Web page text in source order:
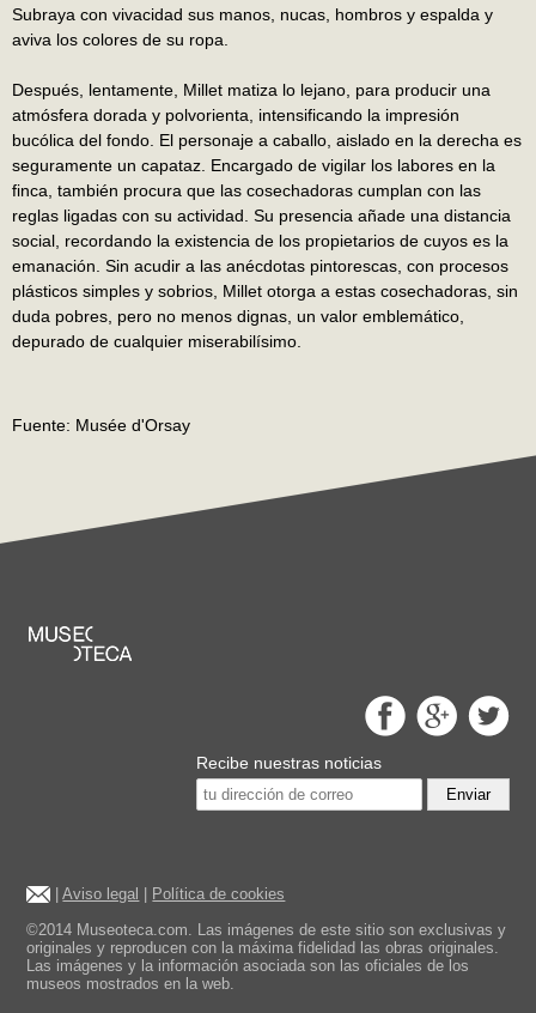
Subraya con vivacidad sus manos, nucas, hombros y espalda y
aviva los colores de su ropa.
Después, lentamente, Millet matiza lo lejano, para producir una
atmósfera dorada y polvorienta, intensificando la impresión
bucólica del fondo. El personaje a caballo, aislado en la derecha es
seguramente un capataz. Encargado de vigilar los labores en la
finca, también procura que las cosechadoras cumplan con las
reglas ligadas con su actividad. Su presencia añade una distancia
social, recordando la existencia de los propietarios de cuyos es la
emanación. Sin acudir a las anécdotas pintorescas, con procesos
plásticos simples y sobrios, Millet otorga a estas cosechadoras, sin
duda pobres, pero no menos dignas, un valor emblemático,
depurado de cualquier miserabilísimo.
Fuente: Musée d'Orsay
Recibe nuestras noticias
Enviar
|Aviso legal | Política de cookies
©2014 Museoteca.com. Las imágenes de este sitio son exclusivas y
originales y reproducen con la máxima fidelidad las obras originales.
Las imágenes y la información asociada son las oficiales de los
museos mostrados en la web.